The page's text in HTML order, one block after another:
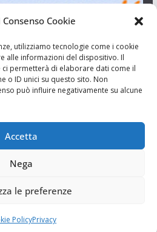
Consenso Cookie
utilizziamo tecnologie come i cookie
alle informazioni del dispositivo. Il
permetterà di elaborare dati come il
o ID unici su questo sito. Non
può influire negativamente su alcune
Accetta
Nega
le preferenze
PolicyPrivacy
n.23/2011 del 20/09/2011 Dir.
Giovani
Giovani. Tutti i diritti riservati.